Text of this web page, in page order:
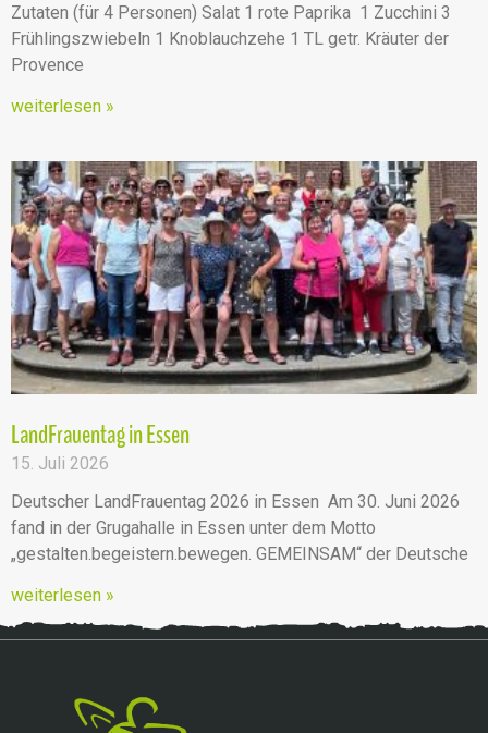
Zutaten (für 4 Personen) Salat 1 rote Paprika 1 Zucchini 3
Frühlingszwiebeln 1 Knoblauchzehe 1 TL getr. Kräuter der
Provence
weiterlesen »
LandFrauentag in Essen
15. Juli 2026
Deutscher LandFrauentag 2026 in Essen Am 30. Juni 2026
fand in der Grugahalle in Essen unter dem Motto
„gestalten.begeistern.bewegen. GEMEINSAM“ der Deutsche
weiterlesen »